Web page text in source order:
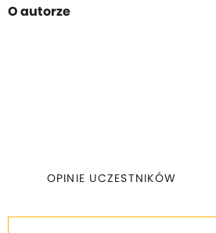
O autorze
OPINIE UCZESTNIKÓW